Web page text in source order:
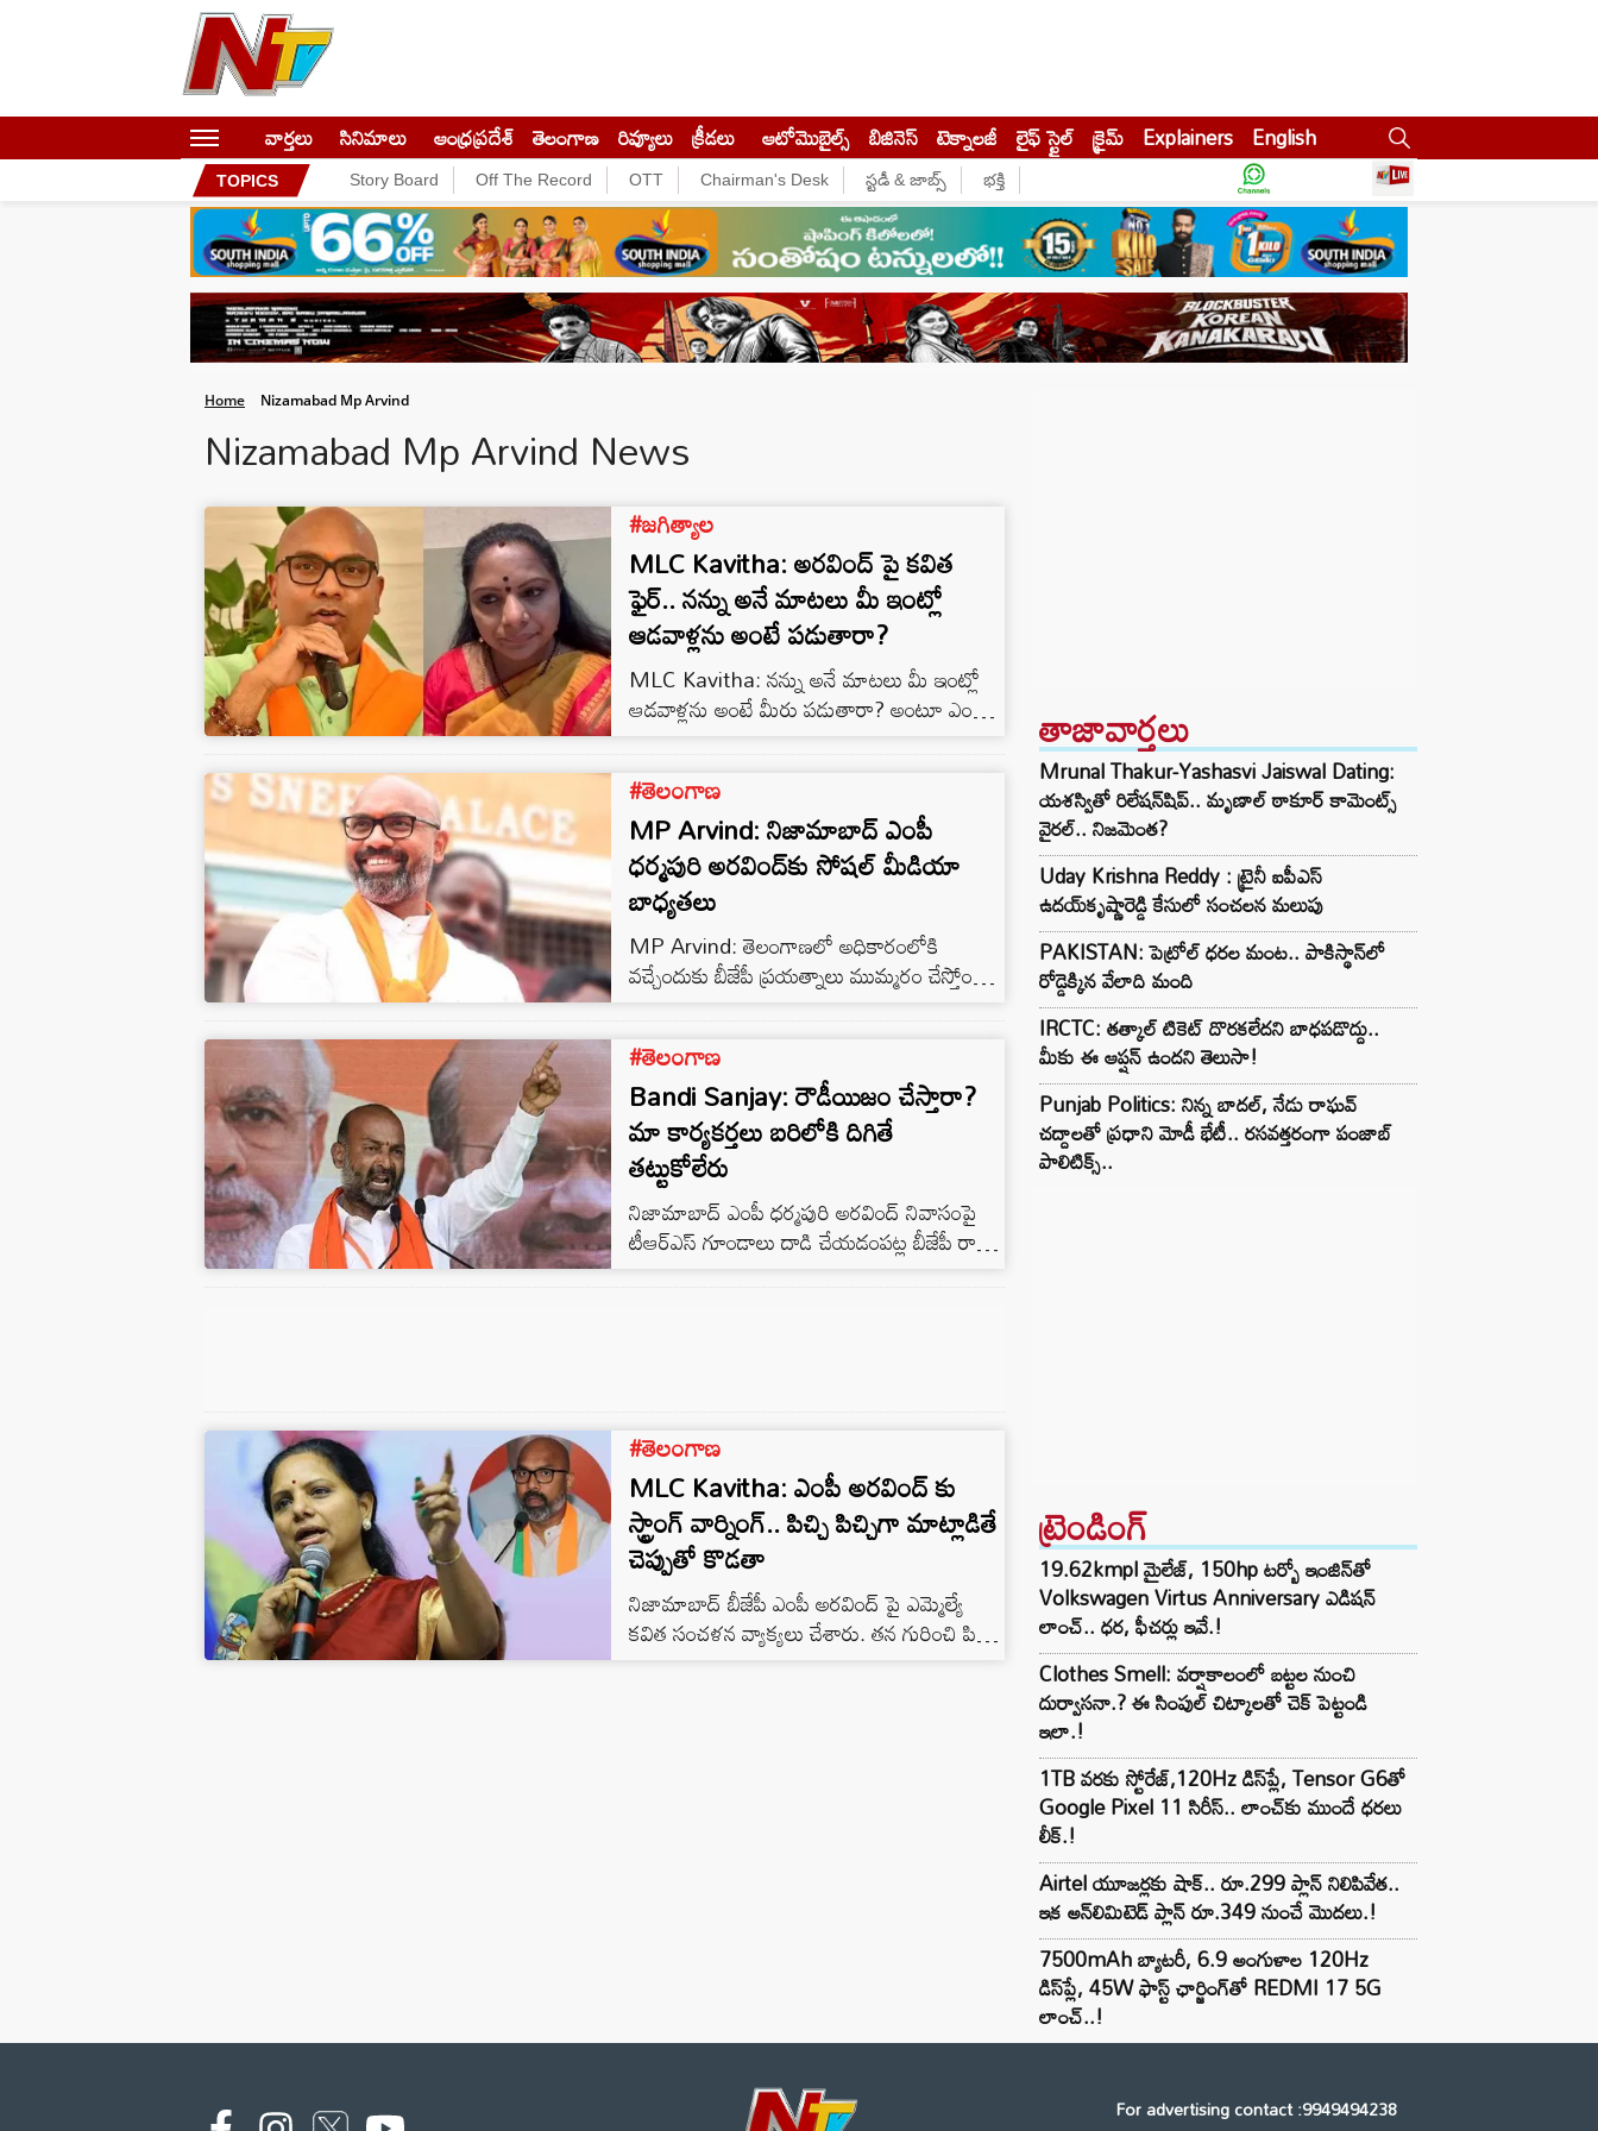
వార్తలు సినిమాలు ఆంధ్రప్రదేశ్ తెలంగాణ రివ్యూలు క్రీడలు ఆటోమొబైల్స్ బిజినెస్‌ టెక్నాలజీ లైఫ్ స్టైల్ క్రైమ్ Explainers English
TOPICS Story Board Off The Record OTT Chairman's Desk స్టడీ & జాబ్స్ భక్తి
Home Nizamabad Mp Arvind
Nizamabad Mp Arvind News
#జగిత్యాల
MLC Kavitha: అరవింద్‌ పై కవిత
ఫైర్‌.. నన్ను అనే మాటలు మీ ఇంట్లో
ఆడవాళ్లను అంటే పడుతారా?
MLC Kavitha: నన్ను అనే మాటలు మీ ఇంట్లో
ఆడవాళ్లను అంటే మీరు పడుతారా? అంటూ ఎంపీ
ధర్మపురి అరవింద్ పై ఎమ్మెల్సీ కవిత ఫైర్ అయ్యారు.
ఇన్ స్టాగ్రామ్ లో పోస్ట్ చేశారు.
#తెలంగాణ
MP Arvind: నిజామాబాద్ ఎంపీ
ధర్మపురి అరవింద్‌కు సోషల్ మీడియా
బాధ్యతలు
MP Arvind: తెలంగాణలో అధికారంలోకి
వచ్చేందుకు బీజేపీ ప్రయత్నాలు ముమ్మరం చేస్తోంది.
వారి అభిప్రాయాలను తెలుసుకుంటున్నారు.
#తెలంగాణ
Bandi Sanjay: రౌడీయిజం చేస్తారా?
మా కార్యకర్తలు బరిలోకి దిగితే
తట్టుకోలేరు
నిజామాబాద్ ఎంపీ ధర్మపురి అరవింద్ నివాసంపై
టీఆర్ఎస్ గూండాలు దాడి చేయడంపట్ల బీజేపీ రాష్ట్ర
అధ్యక్షులు, ఎంపీ బండి సంజయ్ తీవ్ర ఆగ్రహం
వ్యక్తం చేశారు. ప్రజాస్వామ్యబద్ధంగా ఎదుర్కొనే
#తెలంగాణ
MLC Kavitha: ఎంపీ అరవింద్ కు
స్ట్రాంగ్ వార్నింగ్.. పిచ్చి పిచ్చిగా మాట్లాడితే
చెప్పుతో కొడతా
నిజామాబాద్‌ బీజేపీ ఎంపీ అరవింద్‌ పై ఎమ్మెల్యే
కవిత సంచళన వ్యాక్యలు చేశారు. తన గురించి పిచ్చి
తాజావార్తలు
Mrunal Thakur-Yashasvi Jaiswal Dating:
యశస్వితో రిలేషన్‌షిప్.. మృణాల్ ఠాకూర్ కామెంట్స్
వైరల్.. నిజమెంత?
Uday Krishna Reddy : ట్రైనీ ఐపీఎస్
ఉదయ్‌కృష్ణారెడ్డి కేసులో సంచలన మలుపు
PAKISTAN: పెట్రోల్ ధరల మంట.. పాకిస్థాన్‌లో
రోడ్డెక్కిన వేలాది మంది
IRCTC: తత్కాల్ టికెట్ దొరకలేదని బాధపడొద్దు..
మీకు ఈ ఆప్షన్ ఉందని తెలుసా!
Punjab Politics: నిన్న బాదల్, నేడు రాఘవ్
చద్దాలతో ప్రధాని మోడీ భేటీ.. రసవత్తరంగా పంజాబ్
పాలిటిక్స్..
ట్రెండింగ్‌
19.62kmpl మైలేజ్, 150hp టర్బో ఇంజిన్‌తో
Volkswagen Virtus Anniversary ఎడిషన్
లాంచ్.. ధర, ఫీచర్లు ఇవే.!
Clothes Smell: వర్షాకాలంలో బట్టల నుంచి
దుర్వాసనా.? ఈ సింపుల్ చిట్కాలతో చెక్ పెట్టండి
ఇలా.!
1TB వరకు స్టోరేజ్,120Hz డిస్‌ప్లే, Tensor G6తో
Google Pixel 11 సిరీస్.. లాంచ్⁭కు ముందే ధరలు
లీక్.!
Airtel యూజర్లకు షాక్.. రూ.299 ప్లాన్ నిలిపివేత..
ఇక అన్‌లిమిటెడ్ ప్లాన్ రూ.349 నుంచే మొదలు.!
7500mAh బ్యాటరీ, 6.9 అంగుళాల 120Hz
డిస్‌ప్లే, 45W ఫాస్ట్ ఛార్జింగ్‌తో REDMI 17 5G
లాంచ్..!
For advertising contact :9949494238